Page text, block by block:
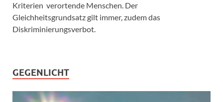
Kriterien verortende Menschen. Der
Gleichheitsgrundsatz gilt immer, zudem das
Diskriminierungsverbot.
GEGENLICHT